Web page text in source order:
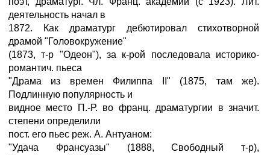
деятельность начал в
1872. Как драматург дебютировал стихотворной
драмой "Головокружение"
(1873, т-р "Одеон"), за к-рой последовала историко-
романтич. пьеса
"Драма из времен Филиппа II" (1875, там же).
Подлинную популярность и
видное место П.-Р. во франц. драматургии в значит.
степени определили
пост. его пьес реж. А. Антуаном:
"Удача Франсуазы" (1888, Свободный т-р),